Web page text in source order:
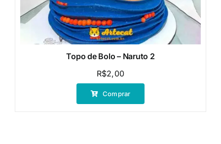
Topo de Bolo – Naruto 2
R$2,00
Comprar